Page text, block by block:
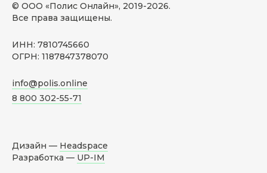
© ООО «Полис Онлайн», 2019-2026.
Все права защищены.
ИНН: 7810745660
ОГРН: 1187847378070
info@polis.online
8 800 302-55-71
Дизайн — Headspace
Разработка — UP-IM